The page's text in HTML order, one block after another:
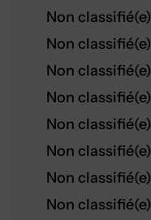
Non classifié(e)
Non classifié(e)
Non classifié(e)
Non classifié(e)
Non classifié(e)
Non classifié(e)
Non classifié(e)
Non classifié(e)